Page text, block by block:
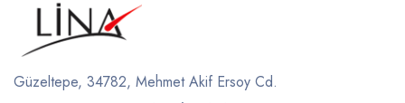
Güzeltepe, 34782, Mehmet Akif Ersoy Cd.